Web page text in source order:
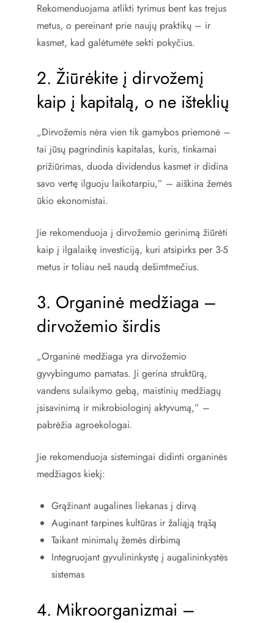
Rekomenduojama atlikti tyrimus bent kas trejus
metus, o pereinant prie naujų praktikų – ir
kasmet, kad galėtumėte sekti pokyčius.
2. Žiūrėkite į dirvožemį
kaip į kapitalą, o ne išteklių
„Dirvožemis nėra vien tik gamybos priemonė –
tai jūsų pagrindinis kapitalas, kuris, tinkamai
prižiūrimas, duoda dividendus kasmet ir didina
savo vertę ilguoju laikotarpiu,” – aiškina žemės
ūkio ekonomistai.
Jie rekomenduoja į dirvožemio gerinimą žiūrėti
kaip į ilgalaikę investiciją, kuri atsipirks per 3-5
metus ir toliau neš naudą dešimtmečius.
3. Organinė medžiaga –
dirvožemio širdis
„Organinė medžiaga yra dirvožemio
gyvybingumo pamatas. Ji gerina struktūrą,
vandens sulaikymo gebą, maistinių medžiagų
įsisavinimą ir mikrobiologinį aktyvumą,” –
pabrėžia agroekologai.
Jie rekomenduoja sistemingai didinti organinės
medžiagos kiekį:
Grąžinant augalines liekanas į dirvą
Auginant tarpines kultūras ir žaliąją trąšą
Taikant minimalų žemės dirbimą
Integruojant gyvulininkystę į augalininkystės
sistemas
4. Mikroorganizmai –